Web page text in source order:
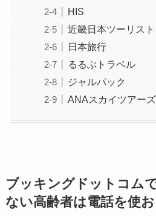
HIS
近畿日本ツーリスト
日本旅行
るるぶトラベル
ジャルパック
ANAスカイツアーズ
ブッキングドットコム
ない高齢者は電話を使お